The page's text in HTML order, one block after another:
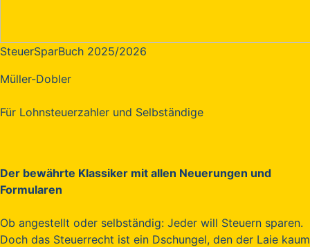
SteuerSparBuch 2025/2026
Müller-Dobler
Für Lohnsteuerzahler und Selbständige
Der bewährte Klassiker mit allen Neuerungen und
Formularen
Ob angestellt oder selbständig: Jeder will Steuern sparen.
Doch das Steuerrecht ist ein Dschungel, den der Laie kaum